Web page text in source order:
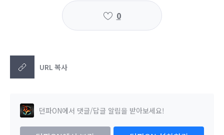
0
URL 복사
던파ON에서 댓글/답글 알림을 받아보세요!